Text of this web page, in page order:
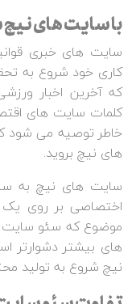
با سایت های نیچ
سایت های خبری
کاری خود شروع به
که آخرین اخبار
کلمات سایت های
خاطر توصیه می شود
های نیچ بروید.
سایت های نیچ به
اختصاصی بر روی یک
موضوع که سئو سایت
های بیشتر
نیچ شروع به تولید